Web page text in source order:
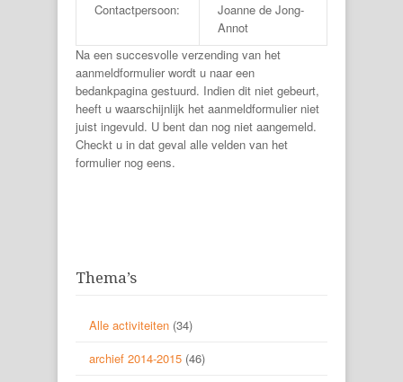
Contactpersoon:
Joanne de Jong-
Annot
Na een succesvolle verzending van het
aanmeldformulier wordt u naar een
bedankpagina gestuurd. Indien dit niet gebeurt,
heeft u waarschijnlijk het aanmeldformulier niet
juist ingevuld. U bent dan nog niet aangemeld.
Checkt u in dat geval alle velden van het
formulier nog eens.
Thema’s
Alle activiteiten (34)
archief 2014-2015 (46)